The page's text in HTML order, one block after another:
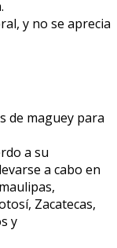
y no se aprecia
de maguey para
a su
a cabo en
Zacatecas,
y